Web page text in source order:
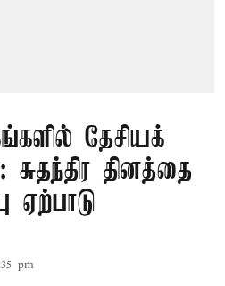
தேசியக்
தினத்தை
ஏற்பாடு
pm